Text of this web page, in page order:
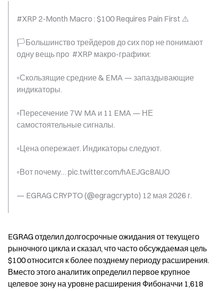
#XRP 2-Month Macro : $100 Requires Pain First ⚠️
🏳️Большинство трейдеров до сих пор не понимают
одну вещь про  #XRP макро-графики:
▫️Скользящие средние & EMA — запаздывающие
индикаторы.
▫️Пересечение 7W MA и 11 EMA — НЕ
самостоятельные сигналы.
▫️Цена опережает. Индикаторы следуют.
▫️Вот почему… pic.twitter.com/hAEJGc8AUO
— EGRAG CRYPTO (@egragcrypto) 12 мая 2026 г.
EGRAG отделил долгосрочные ожидания от текущего
рыночного цикла и сказал, что часто обсуждаемая цель
$100 относится к более позднему периоду расширения.
Вместо этого аналитик определил первое крупное
целевое зону на уровне расширения Фибоначчи 1,618